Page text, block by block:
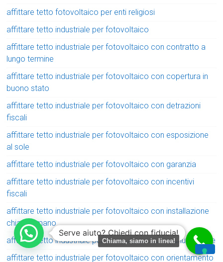
affittare tetto fotovoltaico per enti religiosi
affittare tetto industriale per fotovoltaico
affittare tetto industriale per fotovoltaico con contratto a
lungo termine
affittare tetto industriale per fotovoltaico con copertura in
buono stato
affittare tetto industriale per fotovoltaico con detrazioni
fiscali
affittare tetto industriale per fotovoltaico con esposizione
al sole
affittare tetto industriale per fotovoltaico con garanzia
affittare tetto industriale per fotovoltaico con incentivi
fiscali
affittare tetto industriale per fotovoltaico con installazione
chiavi in mano
affittare tetto industriale per fotovoltaico con manutenzione
affittare tetto industriale per fotovoltaico con orientamento
Serve aiuto? Chiedi con fiducia!
Chiama, siamo in linea!